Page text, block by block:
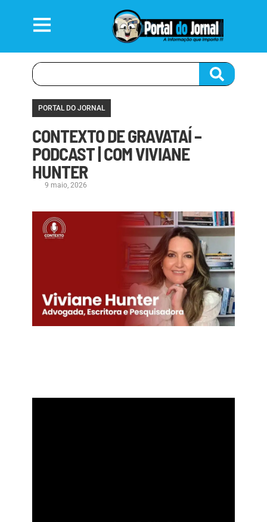
PORTAL DO JORNAL
CONTEXTO DE GRAVATAÍ –
PODCAST | COM VIVIANE
HUNTER
9 maio, 2026